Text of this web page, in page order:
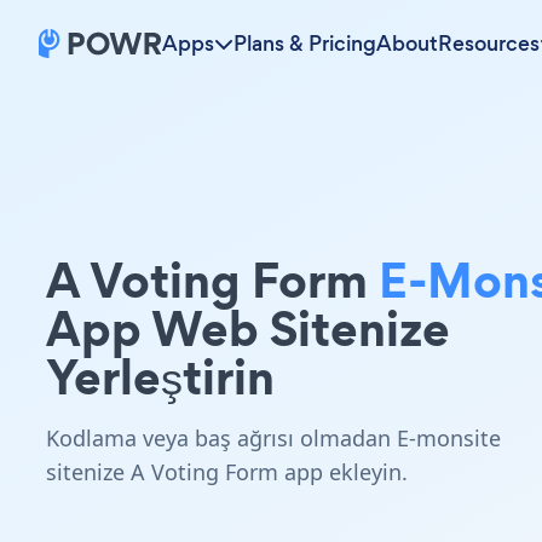
Apps Plans & PricingAboutResources
A Voting Form E-
App Web Sitenize
Yerleştirin
Kodlama veya baş ağrısı olmadan E-monsite
sitenize A Voting Form app ekleyin.